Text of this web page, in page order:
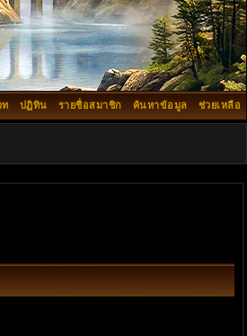
ช่วยเหลือ
ค้นหาข้อมูล
รายชื่อสมาชิก
ปฏิทิน
ท